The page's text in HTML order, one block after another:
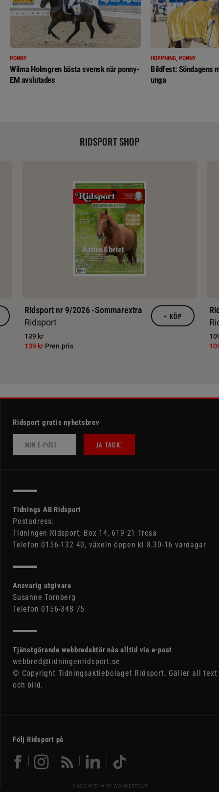
PONNY
Wilma Holmgren bästa svensk när ponny-
EM avslutades
HOPPNING, PONNY
Bildfest: Söndagens
unga
RIDSPORT SHOP
Ridsport nr 9/2026 -Sommarextra
Ridsport
139 kr
139 kr Pren.pris
+ KÖP
Ridsport gratis nyhetsbrev
JA TACK!
Tidnings AB Ridsport
Postadress:
Tidningen Ridsport, Box 14, 619 21 Trosa
Telefon 0156-132 40, växeln öppen kl 8.30-16 vardagar
Ansvarig utgivare
Susanne Tornberg
Telefon 0156-348 75
Tjänstgörande webbredaktör nås alltid via e-post
webbred@tidningenridsport.se
© Copyright Tidningsaktiebolaget Ridsport. Gäller all text
och bild.
Följ Ridsport på
MADE WITH ♥ BY WONDERFOUR